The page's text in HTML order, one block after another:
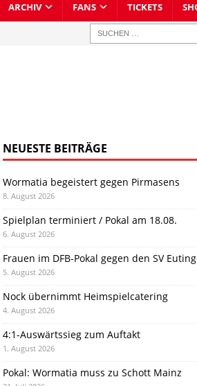
ARCHIV FANS TICKETS
NEUESTE BEITRÄGE
Wormatia begeistert gegen Pirmasens
8. August 2026
Spielplan terminiert / Pokal am 18.08.
6. August 2026
Frauen im DFB-Pokal gegen den SV
5. August 2026
Nock übernimmt Heimspielcatering
4. August 2026
4:1-Auswärtssieg zum Auftakt
1. August 2026
Pokal: Wormatia muss zu Schott Mainz